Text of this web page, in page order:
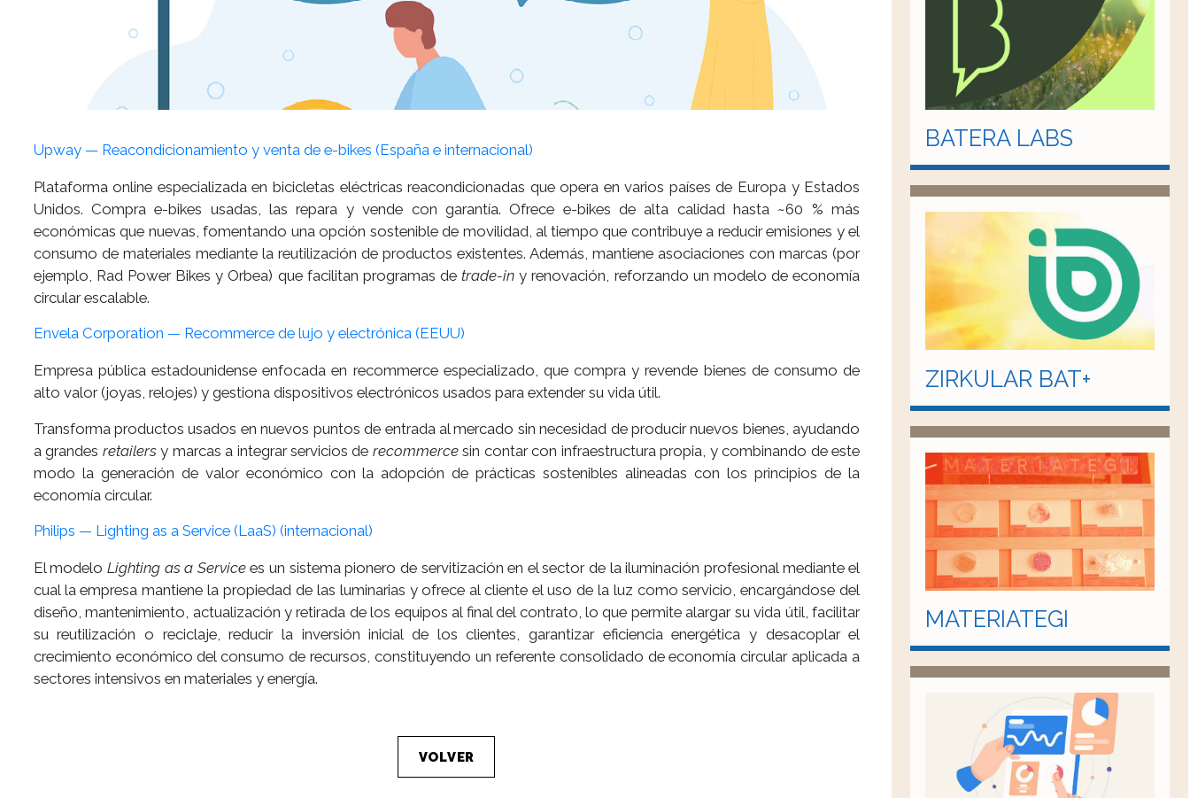
Upway — Reacondicionamiento y venta de e-bikes (España e internacional)
Plataforma online especializada en bicicletas eléctricas reacondicionadas que opera en varios países de Europa y Estados
Unidos. Compra e-bikes usadas, las repara y vende con garantía. Ofrece e-bikes de alta calidad hasta ~60 % más
económicas que nuevas, fomentando una opción sostenible de movilidad, al tiempo que contribuye a reducir emisiones y el
consumo de materiales mediante la reutilización de productos existentes. Además, mantiene asociaciones con marcas (por
ejemplo, Rad Power Bikes y Orbea) que facilitan programas detrade-in y renovación, reforzando un modelo de economía
circular escalable.
Envela Corporation — Recommerce de lujo y electrónica (EEUU)
Empresa pública estadounidense enfocada en recommerce especializado, que compra y revende bienes de consumo de
alto valor (joyas, relojes) y gestiona dispositivos electrónicos usados para extender su vida útil.
Transforma productos usados en nuevos puntos de entrada al mercado sin necesidad de producir nuevos bienes, ayudando
a grandes retailersy marcas a integrar servicios de recommercesin contar con infraestructura propia, y combinando de este
modo la generación de valor económico con la adopción de prácticas sostenibles alineadas con los principios de la
economía circular.
Philips — Lighting as a Service (LaaS) (internacional)
El modelo Lighting as a Servicees un sistema pionero de servitización en el sector de la iluminación profesional mediante el
cual la empresa mantiene la propiedad de las luminarias y ofrece al cliente el uso de la luz como servicio, encargándose del
diseño, mantenimiento, actualización y retirada de los equipos al final del contrato, lo que permite alargar su vida útil, facilitar
su reutilización o reciclaje, reducir la inversión inicial de los clientes, garantizar eficiencia energética y desacoplar el
crecimiento económico del consumo de recursos, constituyendo un referente consolidado de economía circular aplicada a
sectores intensivos en materiales y energía.
VOLVER
BATERA LABS
ZIRKULAR BAT+
MATERIATEGI